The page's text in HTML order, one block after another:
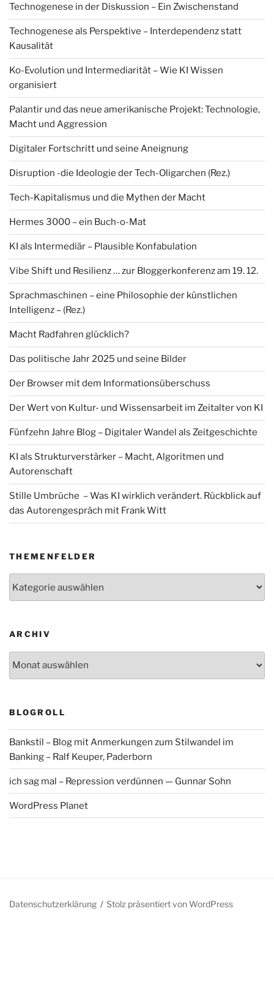
Technogenese in der Diskussion – Ein Zwischenstand
Technogenese als Perspektive – Interdependenz statt
Kausalität
Ko-Evolution und Intermediarität – Wie KI Wissen
organisiert
Palantir und das neue amerikanische Projekt: Technologie,
Macht und Aggression
Digitaler Fortschritt und seine Aneignung
Disruption -die Ideologie der Tech-Oligarchen (Rez.)
Tech-Kapitalismus und die Mythen der Macht
Hermes 3000 – ein Buch-o-Mat
KI als Intermediär – Plausible Konfabulation
Vibe Shift und Resilienz … zur Bloggerkonferenz am 19. 12.
Sprachmaschinen – eine Philosophie der künstlichen
Intelligenz – (Rez.)
Macht Radfahren glücklich?
Das politische Jahr 2025 und seine Bilder
Der Browser mit dem Informationsüberschuss
Der Wert von Kultur- und Wissensarbeit im Zeitalter von KI
Fünfzehn Jahre Blog – Digitaler Wandel als Zeitgeschichte
KI als Strukturverstärker – Macht, Algoritmen und
Autorenschaft
Stille Umbrüche – Was KI wirklich verändert. Rückblick auf
das Autorengespräch mit Frank Witt
THEMENFELDER
ARCHIV
BLOGROLL
Bankstil – Blog mit Anmerkungen zum Stilwandel im
Banking – Ralf Keuper, Paderborn
ich sag mal – Repression verdünnen — Gunnar Sohn
WordPress Planet
Datenschutzerklärung Stolz präsentiert von WordPress